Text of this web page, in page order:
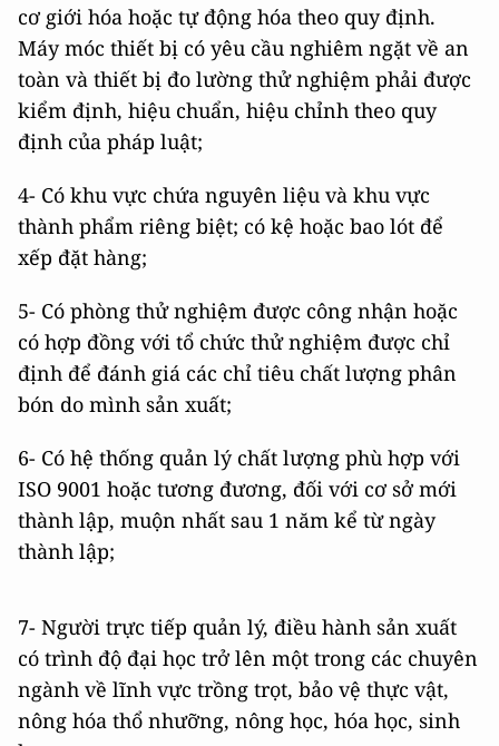
cơ giới hóa hoặc tự động hóa theo quy định.
Máy móc thiết bị có yêu cầu nghiêm ngặt về an
toàn và thiết bị đo lường thử nghiệm phải được
kiểm định, hiệu chuẩn, hiệu chỉnh theo quy
định của pháp luật;
4- Có khu vực chứa nguyên liệu và khu vực
thành phẩm riêng biệt; có kệ hoặc bao lót để
xếp đặt hàng;
5- Có phòng thử nghiệm được công nhận hoặc
có hợp đồng với tổ chức thử nghiệm được chỉ
định để đánh giá các chỉ tiêu chất lượng phân
bón do mình sản xuất;
6- Có hệ thống quản lý chất lượng phù hợp với
ISO 9001 hoặc tương đương, đối với cơ sở mới
thành lập, muộn nhất sau 1 năm kể từ ngày
thành lập;
7- Người trực tiếp quản lý, điều hành sản xuất
có trình độ đại học trở lên một trong các chuyên
ngành về lĩnh vực trồng trọt, bảo vệ thực vật,
nông hóa thổ nhưỡng, nông học, hóa học, sinh